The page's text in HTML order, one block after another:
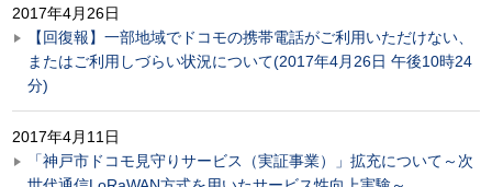
2017年4月26日
【回復報】一部地域でドコモの携帯電話がご利用いただけない、
またはご利用しづらい状況について(2017年4月26日 午後10時24
分)
2017年4月11日
「神戸市ドコモ見守りサービス（実証事業）」拡充について～次